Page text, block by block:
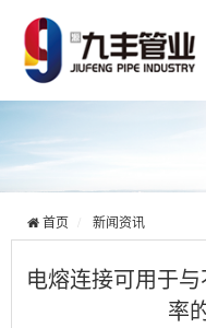
首页 新闻资讯
电熔连接可用于
率